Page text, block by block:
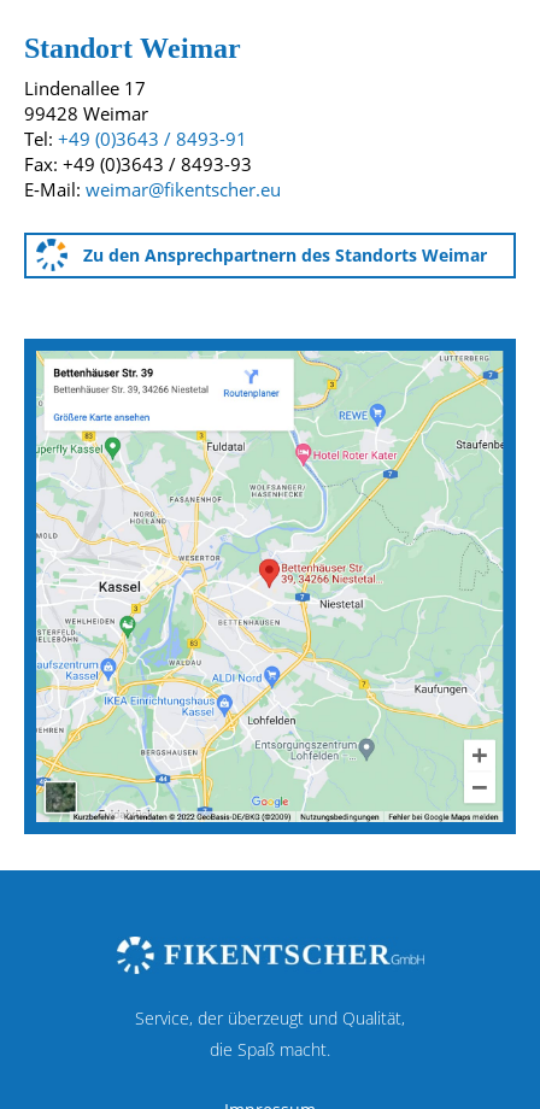
Standort Weimar
Lindenallee 17
99428 Weimar
Tel: +49 (0)3643 / 8493-91
Fax: +49 (0)3643 / 8493-93
E-Mail: weimar@fikentscher.eu
Zu den Ansprechpartnern des Standorts Weimar
Anfahrtskarten zu unseren Standorten
Service, der überzeugt und Qualität,
die Spaß macht.